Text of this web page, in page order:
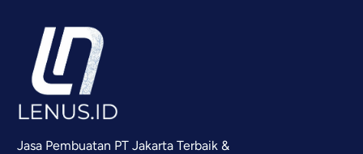
Jasa Pembuatan PT Jakarta Terbaik &